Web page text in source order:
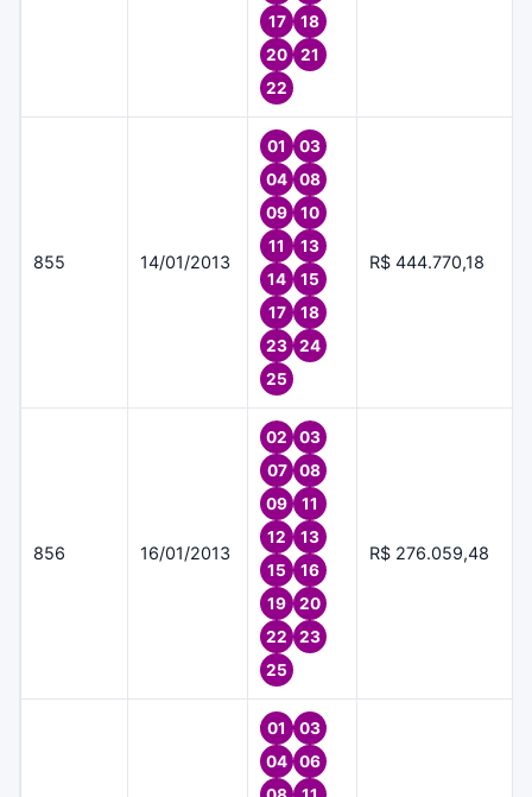
17
18
20
21
22
855 14/01/2013
01
03
04
08
09
10
11
13
14
15
17
18
23
24
25
R$ 444.770,18
856 16/01/2013
02
03
07
08
09
11
12
13
15
16
19
20
22
23
25
R$ 276.059,48
01
03
04
06